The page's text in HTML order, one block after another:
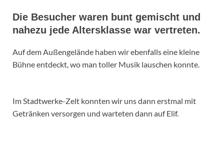
Die Besucher waren bunt gemischt und
nahezu jede Altersklasse war vertreten.
Auf dem Außengelände haben wir ebenfalls eine kleine
Bühne entdeckt, wo man toller Musik lauschen konnte.
Im Stadtwerke-Zelt konnten wir uns dann erstmal mit
Getränken versorgen und warteten dann auf Elif.